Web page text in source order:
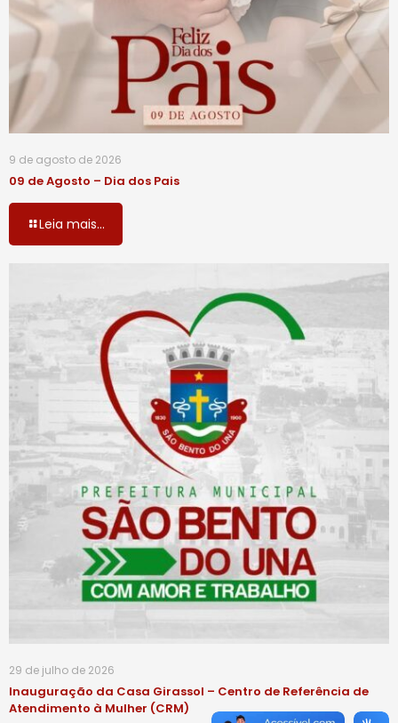
9 de agosto de 2026
09 de Agosto – Dia dos Pais
Leia mais...
29 de julho de 2026
Inauguração da Casa Girassol – Centro de Referência de
Atendimento à Mulher (CRM)